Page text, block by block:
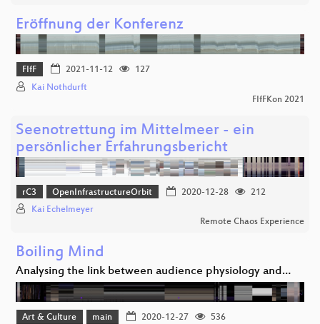
Eröffnung der Konferenz
FIfF 2021-11-12
127
Kai Nothdurft
FIfFKon 2021
Seenotrettung im Mittelmeer - ein
persönlicher Erfahrungsbericht
rC3 OpenInfrastructureOrbit 2020-12-28
212
Kai Echelmeyer
Remote Chaos Experience
Boiling Mind
Analysing the link between audience physiology and…
Art & Culture main 2020-12-27
536